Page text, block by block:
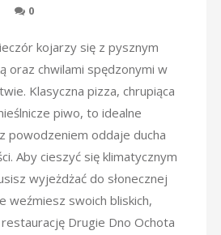
0
kojarzy się z pysznym
oraz chwilami spędzonymi w
Klasyczna pizza, chrupiąca
piwo, to idealne
powodzeniem oddaje ducha
Aby cieszyć się klimatycznym
wyjeżdżać do słonecznej
weźmiesz swoich bliskich,
Drugie Dno Ochota